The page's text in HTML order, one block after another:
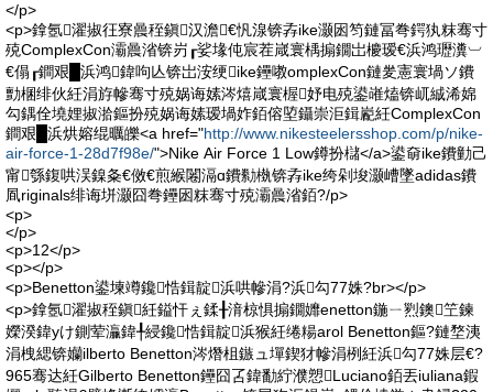
</p>
<p>鎿氬濯掓彺寮曟秷鎭汉澹€忛湶锛孨ike灏囦笉鏈冨弮鍔犱粖骞寸
殑ComplexCon灞曟渻锛岃┎娑堟伅宸茬嵅寰楀搧鐗岀櫦瑷€浜鸿瓑瀵︺
€傝┎鐧艰█浜鸿鍏呴亾锛岀洝绠ike鑸嘋omplexCon鏈夎憲寰堝ソ鐨
勯棞绯伙紝涓斿幓骞寸殑娲诲嫊涔熺嵅寰楃妤电殑鍙嶉熆锛屼絾浠婂
勾鍝佺墝娌掓湁鏂扮殑娲诲嫊瑷堝妰銆傛埅鑷崇洰鍓嶏紝ComplexCon
鐧艰█浜烘嫆绲曞皪<a href="http://www.nikesteelersshop.com/p/nike-
air-force-1-28d7f98e/">Nike Air Force 1 Low鐏扮櫧</a>鍙奛ike鐨勭己
甯綔鍑哄洖鎳夈€傚€煎緱闂滆ɑ鐨勬槸锛孨ike绔剁埈灏嶆墜adidas鐨
凮riginals绯诲垪灏囧弮鑸囦粖骞寸殑灞曟渻銆?/p>
<p>
</p>
<p>12</p>
<p></p>
<p>Benetton鍙堜竴鑱悎鍓靛浜哄幓涓?浜勾77姝?br></p>
<p>鎿氬濯掓秷鎭紝鎰忓ぇ鍒╂湇椋惧搧鐗孊enetton鍦ㄧ煭鐭笁鍊
嬫湀鍏уけ鍘荤灜鍏╀綅鑱悎鍓靛浜猴紝绻糃arol Benetton鏂?鏈堥洟
涓栧緦锛孏ilberto Benetton涔熸柤鏃ュ墠鍥犲幓涓栵紝浜勾77姝层€?
965骞达紝Gilberto Benetton鑸囧叾鍏勫紵濮愬Luciano銆丟iuliana鍜